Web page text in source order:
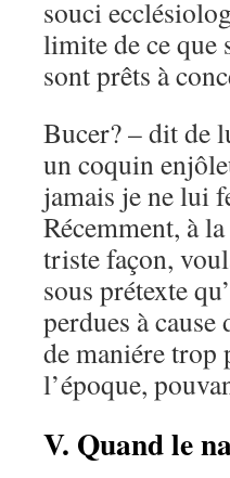
souci
limite de ce que
sont prêts à
Bucer? – dit de
un coquin
jamais je ne lui
Récemment, à
triste façon,
sous prétexte
perdues à
de maniére trop
l’époque,
V. Quand le